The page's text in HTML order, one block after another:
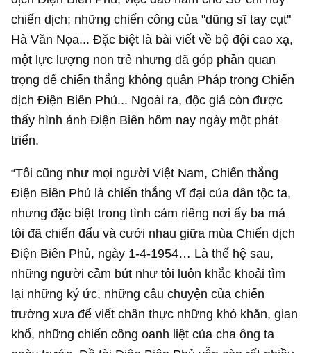
chiến dịch; những chiến công của "dũng sĩ tay cụt"
Hà Văn Nọa... Đặc biệt là bài viết về bộ đội cao xạ,
một lực lượng non trẻ nhưng đã góp phần quan
trọng để chiến thắng không quân Pháp trong Chiến
dịch Điện Biên Phủ... Ngoài ra, độc giả còn được
thấy hình ảnh Điện Biên hôm nay ngày một phát
triển.
“Tôi cũng như mọi người Việt Nam, Chiến thắng
Điện Biên Phủ là chiến thắng vĩ đại của dân tộc ta,
nhưng đặc biệt trong tình cảm riêng nơi ấy ba má
tôi đã chiến đấu và cưới nhau giữa mùa Chiến dịch
Điện Biên Phủ, ngày 1-4-1954… Là thế hệ sau,
những người cầm bút như tôi luôn khắc khoải tìm
lại những ký ức, những câu chuyện của chiến
trường xưa để viết chân thực những khó khăn, gian
khổ, những chiến công oanh liệt của cha ông ta